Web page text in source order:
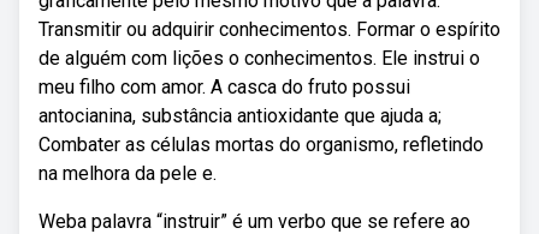
Transmitir ou adquirir conhecimentos. Formar o espírito
de alguém com lições o conhecimentos. Ele instrui o
meu filho com amor. A casca do fruto possui
antocianina, substância antioxidante que ajuda a;
Combater as células mortas do organismo, refletindo
na melhora da pele e.
Weba palavra “instruir” é um verbo que se refere ao